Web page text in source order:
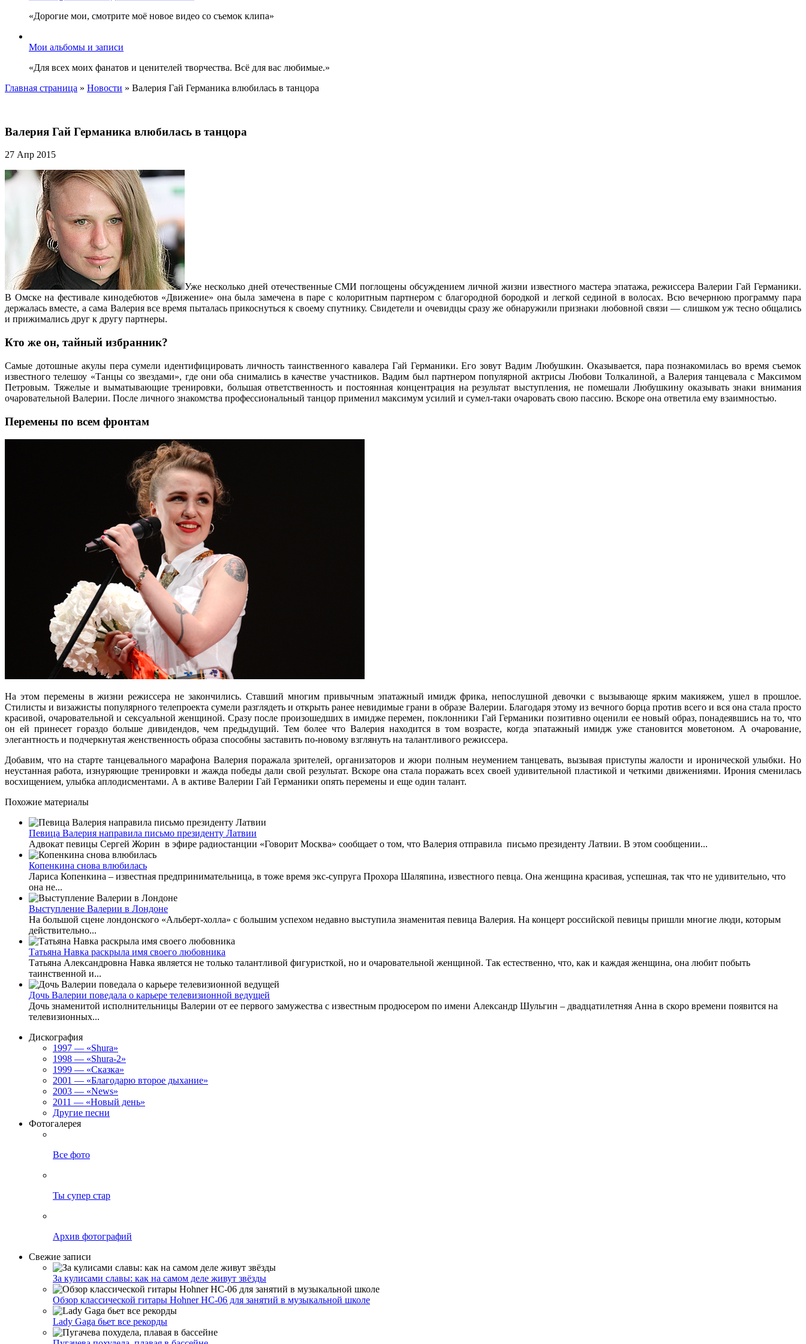
«Дорогие мои, смотрите моё новое видео со съемок клипа»
Мои альбомы и записи
«Для всех моих фанатов и ценителей творчества. Всё для вас любимые.»
Главная страница » Новости » Валерия Гай Германика влюбилась в танцора
Валерия Гай Германика влюбилась в танцора
27 Апр 2015
Уже несколько дней отечественные СМИ поглощены обсуждением личной жизни известного мастера эпатажа, режиссера Валерии Гай Германики.
В Омске на фестивале кинодебютов «Движение» она была замечена в паре с колоритным партнером с благородной бородкой и легкой сединой в волосах. Всю вечернюю программу пара
держалась вместе, а сама Валерия все время пыталась прикоснуться к своему спутнику. Свидетели и очевидцы сразу же обнаружили признаки любовной связи — слишком уж тесно общались
и прижимались друг к другу партнеры.
Кто же он, тайный избранник?
Самые дотошные акулы пера сумели идентифицировать личность таинственного кавалера Гай Германики. Его зовут Вадим Любушкин. Оказывается, пара познакомилась во время съемок
известного телешоу «Танцы со звездами», где они оба снимались в качестве участников. Вадим был партнером популярной актрисы Любови Толкалиной, а Валерия танцевала с Максимом
Петровым. Тяжелые и выматывающие тренировки, большая ответственность и постоянная концентрация на результат выступления, не помешали Любушкину оказывать знаки внимания
очаровательной Валерии. После личного знакомства профессиональный танцор применил максимум усилий и сумел-таки очаровать свою пассию. Вскоре она ответила ему взаимностью.
Перемены по всем фронтам
На этом перемены в жизни режиссера не закончились. Ставший многим привычным эпатажный имидж фрика, непослушной девочки с вызывающе ярким макияжем, ушел в прошлое.
Стилисты и визажисты популярного телепроекта сумели разглядеть и открыть ранее невидимые грани в образе Валерии. Благодаря этому из вечного борца против всего и вся она стала просто
красивой, очаровательной и сексуальной женщиной. Сразу после произошедших в имидже перемен, поклонники Гай Германики позитивно оценили ее новый образ, понадеявшись на то, что
он ей принесет гораздо больше дивидендов, чем предыдущий. Тем более что Валерия находится в том возрасте, когда эпатажный имидж уже становится моветоном. А очарование,
элегантность и подчеркнутая женственность образа способны заставить по-новому взглянуть на талантливого режиссера.
Добавим, что на старте танцевального марафона Валерия поражала зрителей, организаторов и жюри полным неумением танцевать, вызывая приступы жалости и иронической улыбки. Но
неустанная работа, изнуряющие тренировки и жажда победы дали свой результат. Вскоре она стала поражать всех своей удивительной пластикой и четкими движениями. Ирония сменилась
восхищением, улыбка аплодисментами. А в активе Валерии Гай Германики опять перемены и еще один талант.
Похожие материалы
Певица Валерия направила письмо президенту Латвии
Адвокат певицы Сергей Жорин в эфире радиостанции «Говорит Москва» сообщает о том, что Валерия отправила письмо президенту Латвии. В этом сообщении...
Копенкина снова влюбилась
Лариса Копенкина – известная предпринимательница, в тоже время экс-супруга Прохора Шаляпина, известного певца. Она женщина красивая, успешная, так что не удивительно, что
она не...
Выступление Валерии в Лондоне
На большой сцене лондонского «Альберт-холла» с большим успехом недавно выступила знаменитая певица Валерия. На концерт российской певицы пришли многие люди, которым
действительно...
Татьяна Навка раскрыла имя своего любовника
Татьяна Александровна Навка является не только талантливой фигуристкой, но и очаровательной женщиной. Так естественно, что, как и каждая женщина, она любит побыть
таинственной и...
Дочь Валерии поведала о карьере телевизионной ведущей
Дочь знаменитой исполнительницы Валерии от ее первого замужества с известным продюсером по имени Александр Шульгин – двадцатилетняя Анна в скоро времени появится на
телевизионных...
Дискография
1997 — «Shura»
1998 — «Shura-2»
1999 — «Сказка»
2001 — «Благодарю второе дыхание»
2003 — «News»
2011 — «Новый день»
Другие песни
Фотогалерея
Все фото
Ты супер стар
Архив фотографий
Свежие записи
За кулисами славы: как на самом деле живут звёзды
Обзор классической гитары Hohner HC-06 для занятий в музыкальной школе
Lady Gaga бьет все рекорды